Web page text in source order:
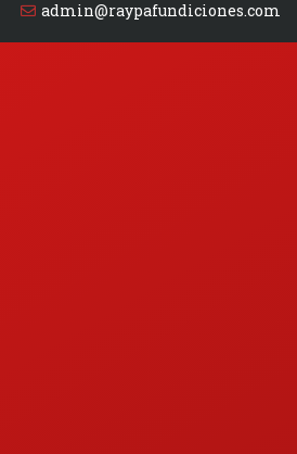
admin@raypafundiciones.com